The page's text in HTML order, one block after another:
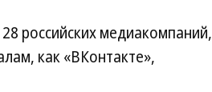
28 российских медиакомпаний,
как «ВКонтакте»,